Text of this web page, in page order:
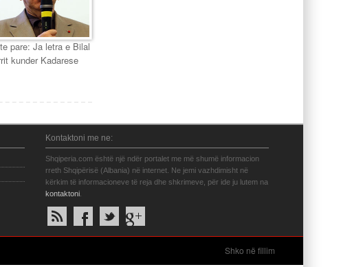
pare: Ja letra e Bilal
kunder Kadarese
Kontaktoni me ne:
Shqiperia.com është një ndër portalet me më shumë informacion
rreth Shqipërisë (Albania) në internet. Ne jemi vazhdimisht në
kërkim të informacioneve të reja dhe shkrimeve, për ide ju lutem na
kontaktoni
Shko në fillim